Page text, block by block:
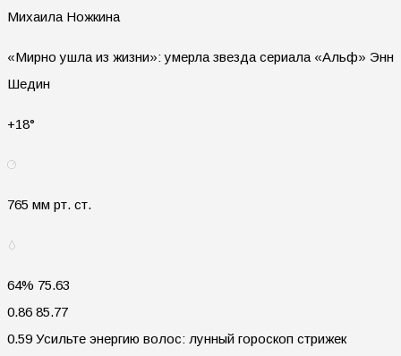
Михаила Ножкина
«Мирно ушла из жизни»: умерла звезда сериала «Альф» Энн
Шедин
+18°
765 мм рт. ст.
64% 75.63
0.86 85.77
0.59 Усильте энергию волос: лунный гороскоп стрижек